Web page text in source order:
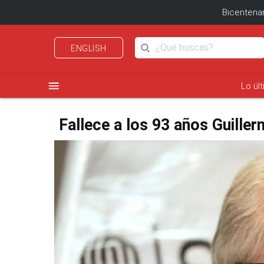
ENGLISH
menu Lo
Fallece a los 93 años